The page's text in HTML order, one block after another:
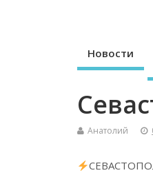
Новости
Анатолий